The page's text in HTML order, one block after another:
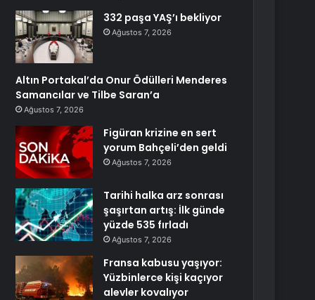
332 paşa YAŞ’ı bekliyor
Ağustos 7, 2026
Altın Portakal’da Onur Ödülleri Menderes
Samancılar ve Tilbe Saran’a
Ağustos 7, 2026
Figüran krizine en sert
yorum Bahçeli’den geldi
Ağustos 7, 2026
Tarihi halka arz sonrası
şaşırtan artış: İlk günde
yüzde 535 fırladı
Ağustos 7, 2026
Fransa kabusu yaşıyor:
Yüzbinlerce kişi kaçıyor
alevler kovalıyor